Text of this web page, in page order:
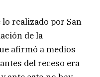
realizado por San
de la
afirmó a medios
del receso era